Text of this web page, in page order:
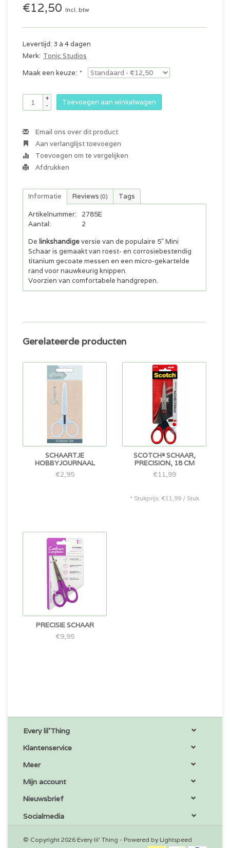
€12,50 Incl. btw
Levertijd: 3 à 4 dagen
Merk: Tonic Studios
Maak een keuze: *
+
-
Toevoegen aan winkelwagen
Email ons over dit product
Aan verlanglijst toevoegen
Toevoegen om te vergelijken
Afdrukken
Informatie Reviews (0) Tags
Artikelnummer:
2785E
Aantal:
2
De linkshandigeversie van de populaire 5" Mini
Schaar is gemaakt van roest- en corrosiebestendig
titanium gecoate messen en een micro-gekartelde
rand voor nauwkeurig knippen.
Voorzien van comfortabele handgrepen.
Gerelateerde producten
SCHAARTJE
HOBBYJOURNAAL
€2,95
SCOTCHª SCHAAR,
PRECISION, 18 CM
€11,99
* Stukprijs: €11,99 / Stuk
PRECISIE SCHAAR
€9,95
Every lil'Thing
Klantenservice
Meer
Mijn account
Nieuwsbrief
Socialmedia
© Copyright 2026 Every lil' Thing - Powered by Lightspeed